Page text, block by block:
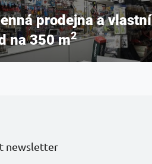
prodejna a vlastní
na 350 m2
newsletter